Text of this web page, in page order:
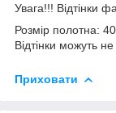
Увага!!! Відтінки
Розмір полотна:
Відтінки можуть
Приховати